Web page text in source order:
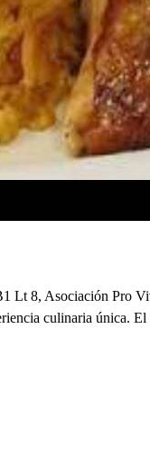
Lt 8, Asociación Pro
culinaria única.